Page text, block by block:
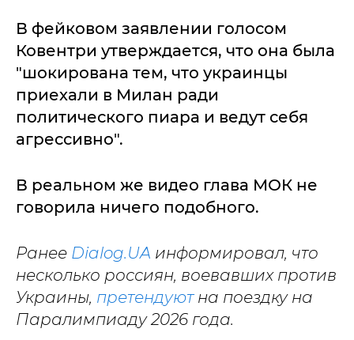
В фейковом заявлении голосом
Ковентри утверждается, что она была
"шокирована тем, что украинцы
приехали в Милан ради
политического пиара и ведут себя
агрессивно".
В реальном же видео глава МОК не
говорила ничего подобного.
Ранее Dialog.UA информировал, что
несколько россиян, воевавших против
Украины, претендуютна поездку на
Паралимпиаду 2026 года.